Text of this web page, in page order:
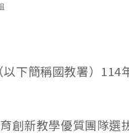
下簡稱國教署）114
創新教學優質團隊選